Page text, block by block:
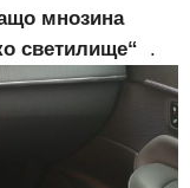
мнозина
светилище“ .